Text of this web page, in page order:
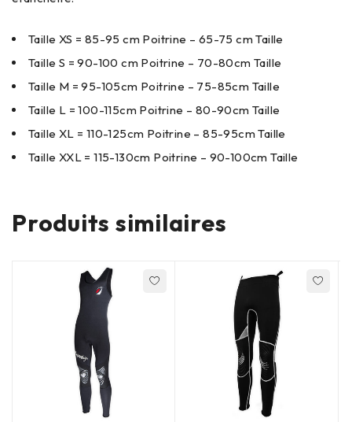
Taille XS = 85-95 cm Poitrine – 65-75 cm Taille
Taille S = 90-100 cm Poitrine – 70-80cm Taille
Taille M = 95-105cm Poitrine – 75-85cm Taille
Taille L = 100-115cm Poitrine – 80-90cm Taille
Taille XL = 110-125cm Poitrine – 85-95cm Taille
Taille XXL = 115-130cm Poitrine – 90-100cm Taille
Produits similaires